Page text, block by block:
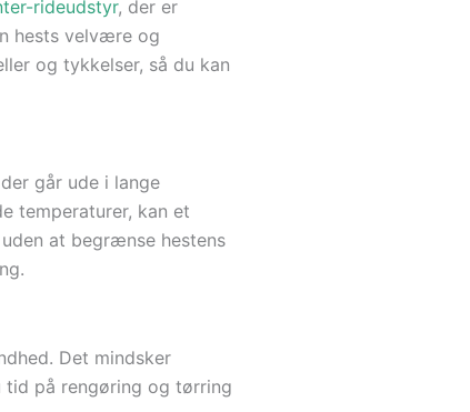
rideudstyr, der er
hests velvære og
og tykkelser, så du kan
går ude i lange
temperaturer, kan et
at begrænse hestens
Det mindsker
på rengøring og tørring